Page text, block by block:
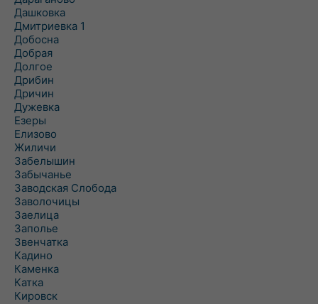
Дашковка
Дмитриевка 1
Добосна
Добрая
Долгое
Дрибин
Дричин
Дужевка
Езеры
Елизово
Жиличи
Забелышин
Забычанье
Заводская Слобода
Заволочицы
Заелица
Заполье
Звенчатка
Кадино
Каменка
Катка
Кировск